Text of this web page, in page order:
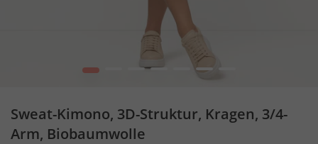
1 6
Sweat-Kimono, 3D-Struktur, Kragen, 3/4-
Arm, Biobaumwolle